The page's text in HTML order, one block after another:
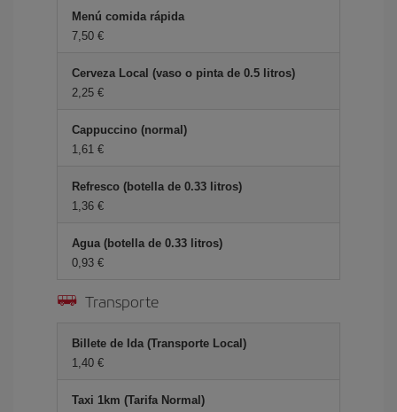
Menú comida rápida
7,50 €
Cerveza Local (vaso o pinta de 0.5 litros)
2,25 €
Cappuccino (normal)
1,61 €
Refresco (botella de 0.33 litros)
1,36 €
Agua (botella de 0.33 litros)
0,93 €
Transporte
Billete de Ida (Transporte Local)
1,40 €
Taxi 1km (Tarifa Normal)